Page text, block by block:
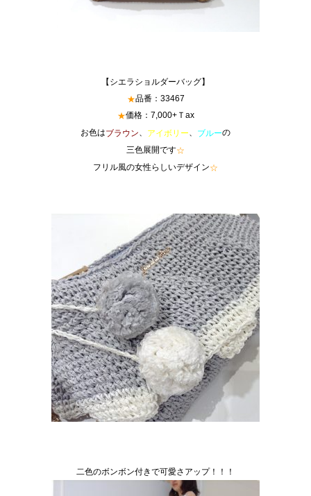
【シエラショルダーバッグ】
★品番：33467
★価格：7,000+Ｔax
お色はブラウン アイボリー ブルーの
三色展開です☆
フリル風の女性らしいデザイン☆
二色のボンボン付きで可愛さアップ！！！